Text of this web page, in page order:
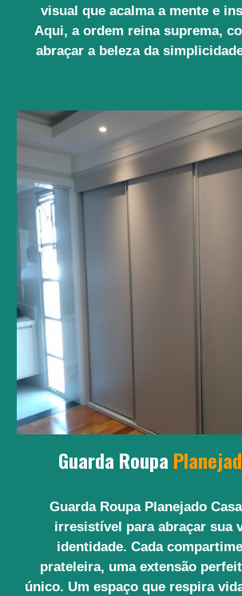
visual que acalma a mente e
Aqui, a ordem reina suprema,
abraçar a beleza da
Guarda Roupa
Guarda Roupa Planejado
irresistível para abraçar sua
identidade. Cada
prateleira, uma extensão
único. Um espaço que respira